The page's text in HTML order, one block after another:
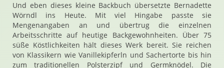
Und eben dieses kleine Backbuch übersetzte Bernadette
Wörndl ins Heute. Mit viel Hingabe passte sie
Mengenangaben an und übertrug die einzelnen
Arbeitsschritte auf heutige Backgewohnheiten. Über 75
süße Köstlichkeiten hält dieses Werk bereit. Sie reichen
von Klassikern wie Vanillekipferln und Sachertorte bis hin
zum traditionellen Polsterzipf und Germknödel. Die